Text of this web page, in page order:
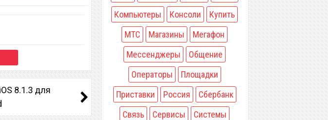
8.1.3 для
Компьютеры
Консоли
Купить
МТС
Магазины
Мегафон
Мессенджеры
Общение
Операторы
Площадки
Приставки
Россия
Сбербанк
Связь
Сервисы
Системы